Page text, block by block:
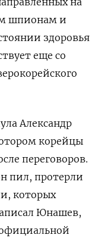
шпионам и
здоровья
еще со
Александр
корейцы
переговоров.
пил, протерли
которых
Юнашев,